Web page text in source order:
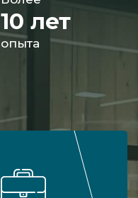
10 лет
опыта